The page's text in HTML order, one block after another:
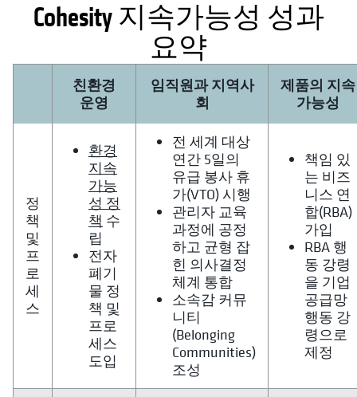
Cohesity 지속가능성 성과
요약
친환경
운영
임직원과 지역사
회
제품의 지속
가능성
정
책
및
프
로
세
스
환경
지속
가능
성 정
책
opens in a new tab
수
립
전자
폐기
물 정
책 및
프로
세스
도입
전 세계 대상
연간 5일의
유급 봉사 휴
가(VTO) 시행
관리자 교육
과정에 공정
하고 균형 잡
힌 의사결정
체계 통합
소속감 커뮤
니티
(Belonging
Communities)
조성
책임 있
는 비즈
니스 연
합(RBA)
가입
RBA 행
동 강령
을 기업
공급망
행동 강
령으로
제정